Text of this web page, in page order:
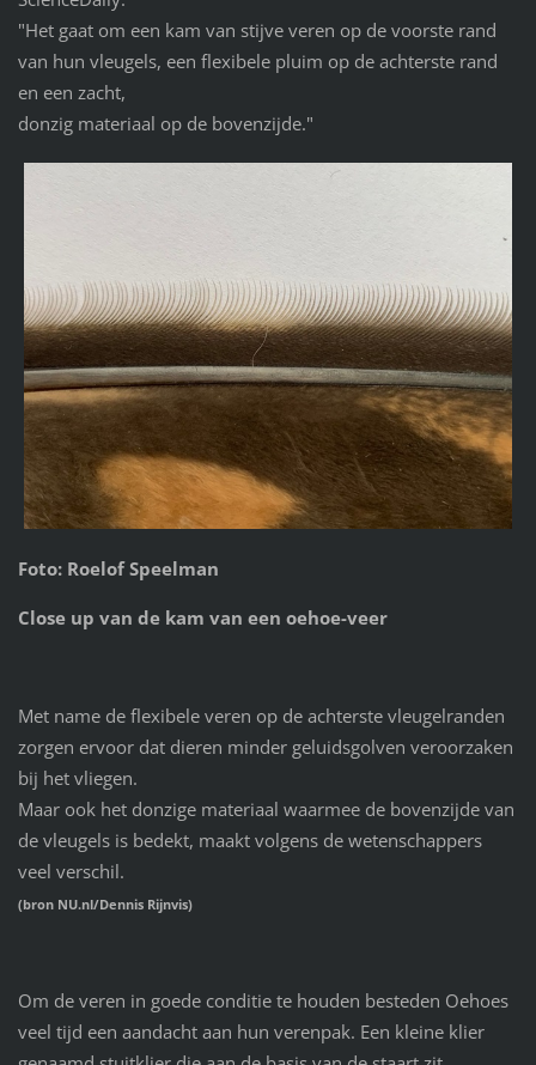
"Het gaat om een kam van stijve veren op de voorste rand
van hun vleugels, een flexibele pluim op de achterste rand
en een zacht,
donzig materiaal op de bovenzijde."
Foto: Roelof Speelman
Close up van de kam van een oehoe-veer
Met name de flexibele veren op de achterste vleugelranden
zorgen ervoor dat dieren minder geluidsgolven veroorzaken
bij het vliegen.
Maar ook het donzige materiaal waarmee de bovenzijde van
de vleugels is bedekt, maakt volgens de wetenschappers
veel verschil.
(bron NU.nl/Dennis Rijnvis)
Om de veren in goede conditie te houden besteden Oehoes
veel tijd een aandacht aan hun verenpak. Een kleine klier